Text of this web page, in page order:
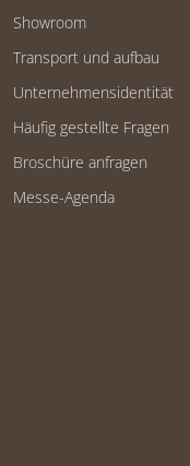
Showroom
Transport und aufbau
Unternehmensidentität
Häufig gestellte Fragen
Broschüre anfragen
Messe-Agenda